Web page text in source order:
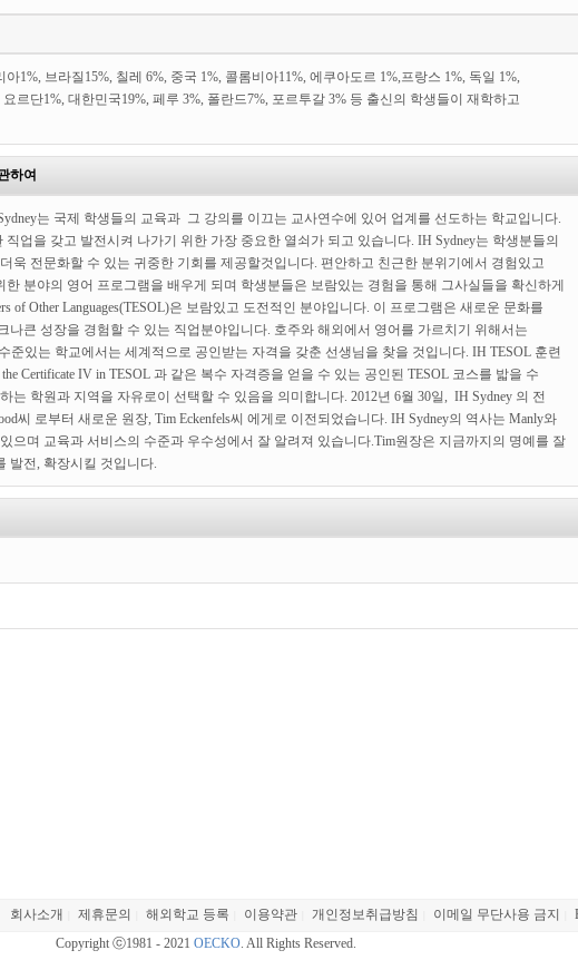
1%, 브라질15%, 칠레 6%, 중국 1%, 콜롬비아11%, 에쿠아도르 1%,프랑스 1%, 독일 1%,
르단1%, 대한민국19%, 페루 3%, 폴란드7%, 포르투갈 3% 등 출신의 학생들이 재학하고
하여
는 국제 학생들의 교육과 그 강의를 이끄는 교사연수에 있어 업계를 선도하는 학교입니다.
업을 갖고 발전시켜 나가기 위한 가장 중요한 열쇠가 되고 있습니다. IH Sydney는 학생분들의
욱 전문화할 수 있는 귀중한 기회를 제공할것입니다. 편안하고 친근한 분위기에서 경험있고
분야의 영어 프로그램을 배우게 되며 학생분들은 보람있는 경험을 통해 그사실들을 확신하게
of Other Languages(TESOL)은 보람있고 도전적인 분야입니다. 이 프로그램은 새로운 문화를
나큰 성장을 경험할 수 있는 직업분야입니다. 호주와 해외에서 영어를 가르치기 위해서는
준있는 학교에서는 세계적으로 공인받는 자격을 갖춘 선생님을 찾을 것입니다. IH TESOL 훈련
Certificate IV in TESOL 과 같은 복수 자격증을 얻을 수 있는 공인된 TESOL 코스를 밟을 수
는 학원과 지역을 자유로이 선택할 수 있음을 의미합니다. 2012년 6월 30일, IH Sydney 의 전
씨 로부터 새로운 원장, Tim Eckenfels씨 에게로 이전되었습니다. IH Sydney의 역사는 Manly와
으며 교육과 서비스의 수준과 우수성에서 잘 알려져 있습니다.Tim원장은 지금까지의 명예를 잘
발전, 확장시킬 것입니다.
회사소개 제휴문의 해외학교 등록 이용약관 개인정보취급방침 이메일 무단사용 금지
Copyright ⓒ1981 - 2021 OECKO. All Rights Reserved.